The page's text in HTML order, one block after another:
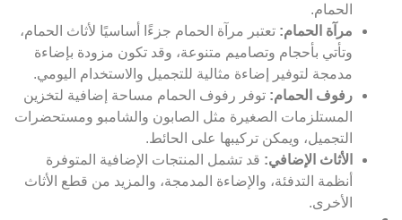
الحمام.
مرآة الحمام: تعتبر مرآة الحمام جزءًا أساسيًا لأثاث الحمام،
وتأتي بأحجام وتصاميم متنوعة، وقد تكون مزودة بإضاءة
مدمجة لتوفير إضاءة مثالية للتجميل والاستخدام اليومي.
رفوف الحمام: توفر رفوف الحمام مساحة إضافية لتخزين
المستلزمات الصغيرة مثل الصابون والشامبو ومستحضرات
التجميل، ويمكن تركيبها على الحائط.
الأثاث الإضافي: قد تشمل المنتجات الإضافية المتوفرة
أنظمة التدفئة، والإضاءة المدمجة، والمزيد من قطع الأثاث
الأخرى.